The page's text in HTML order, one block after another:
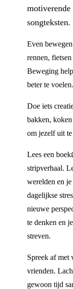
motiverende
songteksten.
Even
rennen,
Beweging
beter te voelen.
Doe iets
bakken,
om jezelf uit
Lees een
stripverhaal.
werelden en je
dagelijkse
nieuwe
te denken en
streven.
Spreek af met
vrienden.
gewoon tijd